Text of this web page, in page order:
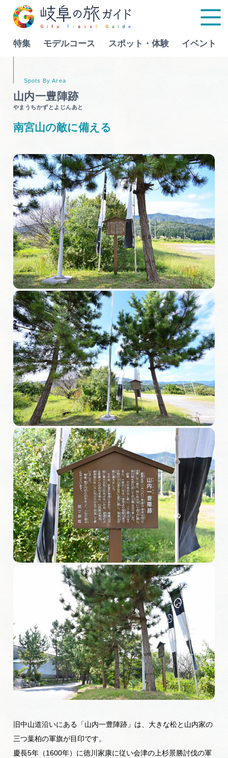
特集 モデルコース スポット・体験 イベント
スポット・体験
イベント
グルメ
旅の予約
アクセス
インフォメーション
ぎふ旅レポーター記事
早わかり岐阜
買い物・お土産
体験予約サイト「ＶＩＳＩＴ岐阜県」
岐阜県アウトドア観光キャンペーン
岐阜県まるごと観光エリアガイド
岐阜県観光データベース
旅行会社・観光事業者の皆様へ
フォトライブラリー
動画ライブラリー
お問い合わせ
運営組織
広告掲載
Language
行きたいリストを見る
山内一豊陣跡
やまうちかずとよじんあと
南宮山の敵に備える
旧中山道沿いにある「山内一豊陣跡」は、大きな松と山内家の
三つ葉柏の軍旗が目印です。
慶長5年（1600年）に徳川家康に従い会津の上杉景勝討伐の軍